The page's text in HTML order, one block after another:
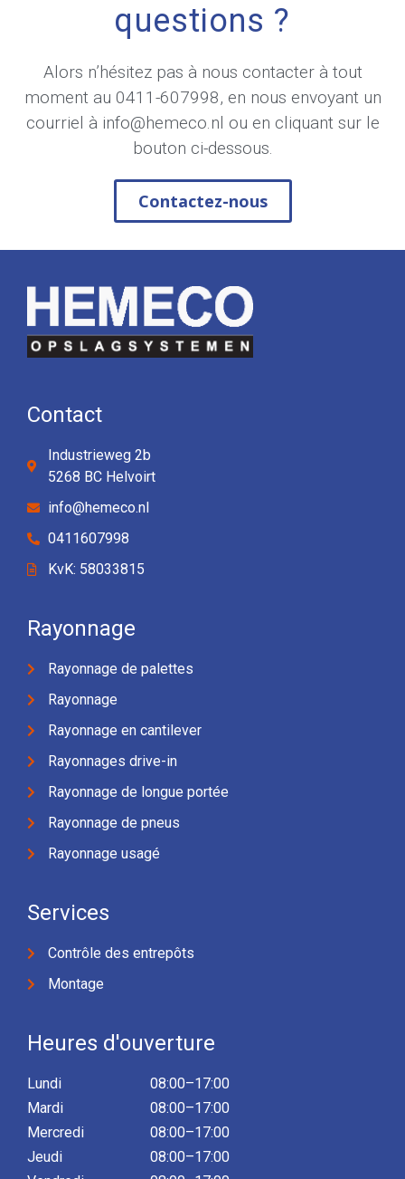
questions ?
Alors n’hésitez pas à nous contacter à tout
moment au 0411-607998, en nous envoyant un
courriel à info@hemeco.nl ou en cliquant sur le
bouton ci-dessous.
Contactez-nous
Contact
Industrieweg 2b
5268 BC Helvoirt
info@hemeco.nl
0411607998
KvK: 58033815
Rayonnage
Rayonnage de palettes
Rayonnage
Rayonnage en cantilever
Rayonnages drive-in
Rayonnage de longue portée
Rayonnage de pneus
Rayonnage usagé
Services
Contrôle des entrepôts
Montage
Heures d'ouverture
Lundi
Mardi
Mercredi
Jeudi
08:00–17:00
08:00–17:00
08:00–17:00
08:00–17:00